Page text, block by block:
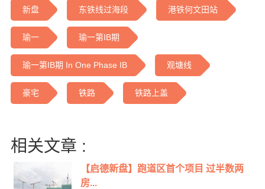
新盘 东铁线过海段 港铁何文田站
瑜一 瑜一第IB期
瑜一第IB期 In One Phase IB 观塘线
豪宅 铁路 铁路上盖
相关文章 :
【启德新盘】跑道区首个项目 过半数两
房...